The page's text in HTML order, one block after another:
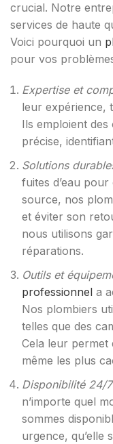
crucial. Notre
services de haute
Voici pourquoi un
pour vos
Expertise et
leur expérience,
Ils emploient
précise,
Solutions
fuites d’eau
source, nos
et éviter son
nous utilisons
réparations.
Outils et
professionnel a
Nos plombiers
telles que des
Cela leur permet
même les plus
Disponibilité 24/
n’importe quel
sommes
urgence, qu’elle